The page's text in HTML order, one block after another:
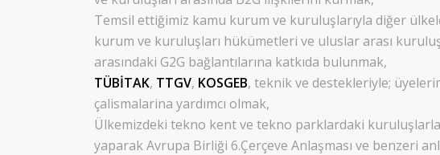
Temsil ettiğimiz kamu kurum ve kuruluşlarıyla diğer
kurum ve kuruluşları hükümetleri ve uluslar arası
arasındaki G2G bağlantılarına katkıda bulunmak,
TÜBİTAK, TTGV, KOSGEB, teknik ve destekleriyle;
çalismalarina yardımcı olmak,
Ülkemizdeki tekno kent ve tekno parklardaki
yaparak Avrupa Birliği 6.Çerçeve Anlaşması ve benzeri